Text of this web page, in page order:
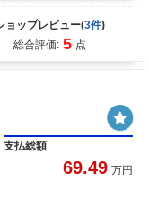
ョップレビュー(3件)
総合評価: 5 点
支払総額
69.49 万円